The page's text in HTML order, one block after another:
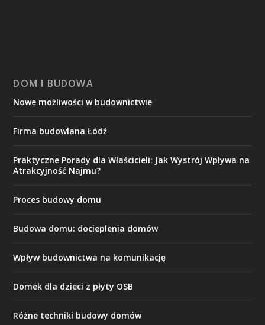
DOM I BUDOWA
Nowe możliwości w budownictwie
Firma budowlana Łódź
Praktyczne Porady dla Właścicieli: Jak Wystrój Wpływa na
Atrakcyjność Najmu?
Proces budowy domu
Budowa domu: docieplenia domów
Wpływ budownictwa na komunikację
Domek dla dzieci z płyty OSB
Różne techniki budowy domów